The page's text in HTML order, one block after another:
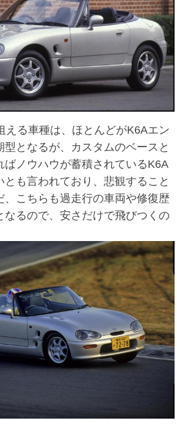
る車種は、ほとんどがK6Aエン
型となるが、カスタムのベースと
ばノウハウが蓄積されているK6A
とも言われており、悲観すること
、こちらも過走行の車両や修復歴
なるので、安さだけで飛びつくの